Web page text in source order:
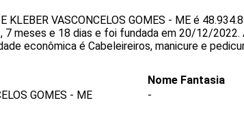
KLEBER VASCONCELOS GOMES - ME é
7 meses e 18 dias e foi fundada em 20/12/2022.
econômica é Cabeleireiros, manicure e
GOMES - ME
Nome Fantasia
-